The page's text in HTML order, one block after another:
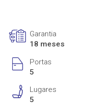
Garantia
18 meses
Portas
5
Lugares
5